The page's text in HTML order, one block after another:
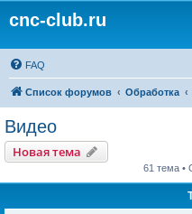
cnc-club.ru
FAQ
Список форумов Обработка
Видео
Новая тема
61 тема •